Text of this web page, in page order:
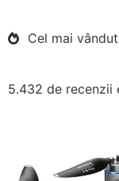
Cel mai
5.432 de recenzii